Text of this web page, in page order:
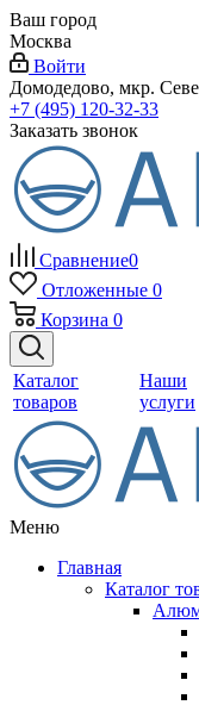
Ваш город
Москва
Войти
Домодедово, мкр.
+7 (495) 120-32-33
Заказать звонок
Сравнение0
Отложенные 0
Корзина 0
Каталог
товаров
Наши
услуги
Меню
Главная
Каталог